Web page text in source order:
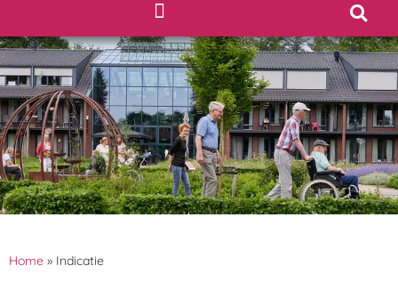
Home » Indicatie